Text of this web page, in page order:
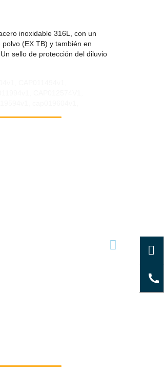
inoxidable 316L, con un
(EX TB) y también en
sello de protección del diluvio